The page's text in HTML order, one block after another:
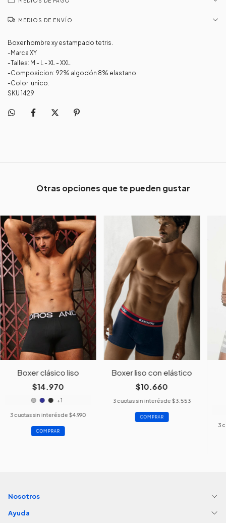
MEDIOS DE ENVÍO
Boxer hombre xy estampado tetris.
-Marca XY
-Talles: M - L - XL - XXL.
-Composicion: 92% algodón 8% elastano.
-Color: unico.
SKU 1429
Otras opciones que te pueden gustar
Boxer clásico liso
$14.970
+1
3 cuotas sin interés de $4.990
COMPRAR
Boxer liso con elástico
$10.660
3 cuotas sin interés de $3.553
COMPRAR
3
Nosotros
Ayuda